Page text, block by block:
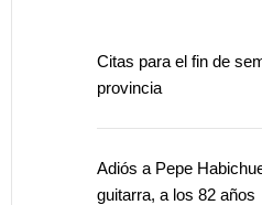
Citas para el fin de
provincia
Adiós a Pepe
guitarra, a los 82 años